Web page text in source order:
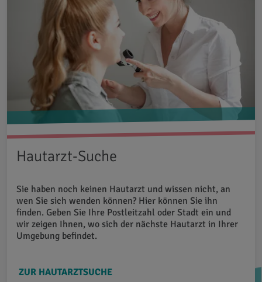
Hautarzt-Suche
Sie haben noch keinen Hautarzt und wissen nicht, an
wen Sie sich wenden können? Hier können Sie ihn
finden. Geben Sie Ihre Postleitzahl oder Stadt ein und
wir zeigen Ihnen, wo sich der nächste Hautarzt in Ihrer
Umgebung befindet.
ZUR HAUTARZTSUCHE